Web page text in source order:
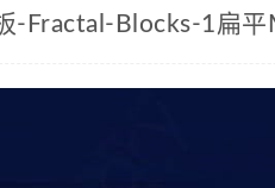
-Fractal-Blocks-1扁